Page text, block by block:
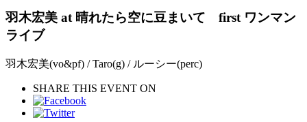
羽木宏美 at 晴れたら空に豆まいて first ワンマン
ライブ
羽木宏美(vo&pf) / Taro(g) / ルーシー(perc)
SHARE THIS EVENT ON